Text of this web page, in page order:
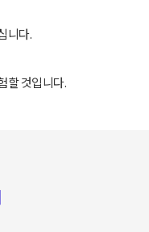
니다.
할 것입니다.